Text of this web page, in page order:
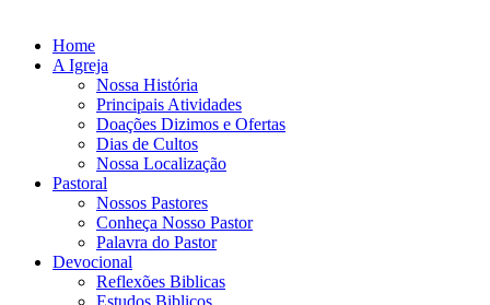
Home
A Igreja
Nossa História
Principais Atividades
Doações Dizimos e Ofertas
Dias de Cultos
Nossa Localização
Pastoral
Nossos Pastores
Conheça Nosso Pastor
Palavra do Pastor
Devocional
Reflexões Biblicas
Estudos Biblicos